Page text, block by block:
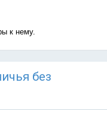
к нему.
без